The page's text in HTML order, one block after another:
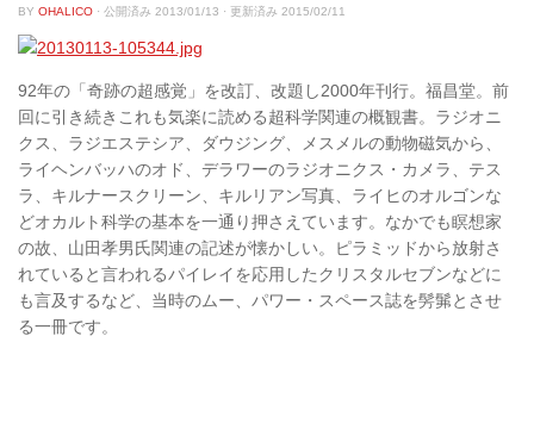
BY OHALICO · 公開済み 2013/01/13 · 更新済み 2015/02/11
92年の「奇跡の超感覚」を改訂、改題し2000年刊行。福昌堂。前
回に引き続きこれも気楽に読める超科学関連の概観書。ラジオニ
クス、ラジエステシア、ダウジング、メスメルの動物磁気から、
ライヘンバッハのオド、デラワーのラジオニクス・カメラ、テス
ラ、キルナースクリーン、キルリアン写真、ライヒのオルゴンな
どオカルト科学の基本を一通り押さえています。なかでも瞑想家
の故、山田孝男氏関連の記述が懐かしい。ピラミッドから放射さ
れていると言われるパイレイを応用したクリスタルセブンなどに
も言及するなど、当時のムー、パワー・スペース誌を髣髴とさせ
る一冊です。